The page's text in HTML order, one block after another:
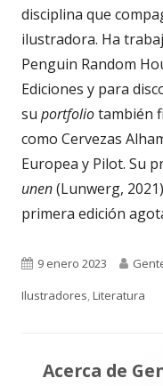
disciplina que
ilustradora. Ha
Penguin Random
Ediciones y para
su portfoliotambién
como Cervezas
Europea y Pilot. Su
unen(Lunwerg,
primera edición
Publicado
el
9 enero 2023 Autor
Ilustradores,Literatura
Acerca de